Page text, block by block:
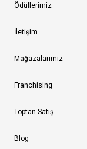
Ödüllerimiz
İletişim
Mağazalarımız
Franchising
Toptan Satış
Blog